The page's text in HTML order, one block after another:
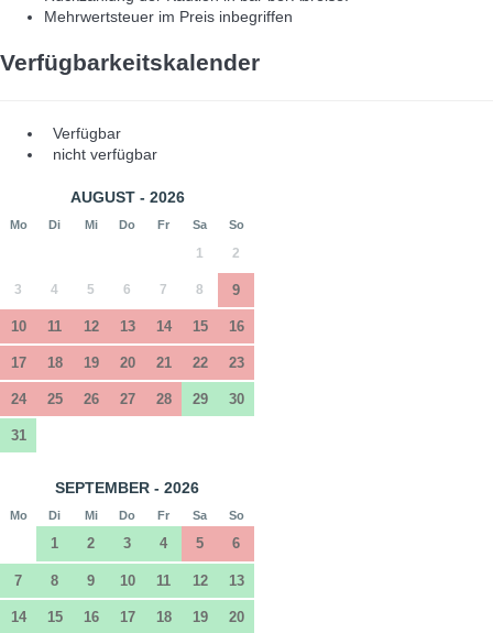
Mehrwertsteuer im Preis inbegriffen
Verfügbarkeitskalender
Verfügbar
nicht verfügbar
AUGUST - 2026
Mo Di Mi Do Fr Sa So
1 2
3 4 5 6 7 8 9
10 11 12 13 14 15 16
17 18 19 20 21 22 23
24 25 26 27 28 29 30
31
SEPTEMBER - 2026
Mo Di Mi Do Fr Sa So
1 2 3 4 5 6
7 8 9 10 11 12 13
14 15 16 17 18 19 20